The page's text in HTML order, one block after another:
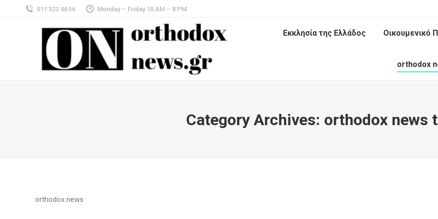
011 322 44 56 Monday – Friday 10 AM – 8 PM
Εκκλησία της Ελλάδος Οικουμενικό
orthodox
Category Archives: orthodox news
orthodox news